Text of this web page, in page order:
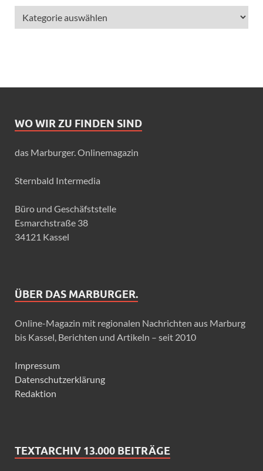
WO WIR ZU FINDEN SIND
das Marburger. Onlinemagazin
Sternbald Intermedia
Büro und Geschäfststelle
Esmarchstraße 38
34121 Kassel
ÜBER DAS MARBURGER.
Online-Magazin mit regionalen Nachrichten aus Marburg
bis Kassel, Berichten und Artikeln – seit 2010
Impressum
Datenschutzerklärung
Redaktion
TEXTARCHIV 13.000 BEITRÄGE